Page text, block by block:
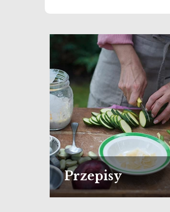
Przepisy